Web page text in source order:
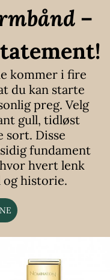
–
kommer i fire
du kan starte
preg. Velg
gull, tidløst
sort. Disse
fundament
hvert lenk
historie.